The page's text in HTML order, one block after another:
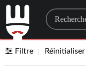
Search
Filtre Réinitialiser